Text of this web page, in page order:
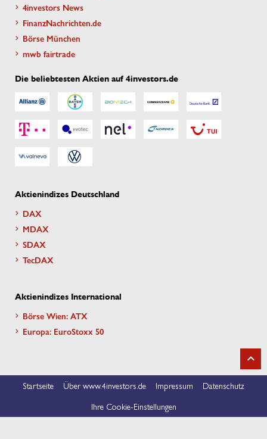
4investors News
FinanzNachrichten.de
Börse München
mwb fairtrade
Die beliebtesten Aktien auf 4investors.de
Aktienindizes Deutschland
DAX
MDAX
SDAX
TecDAX
Aktienindizes International
Börse Wien: ATX
Europa: EuroStoxx 50
Startseite Über www.4investors.de Impressum
Datenschutz
Ihre Cookie-Einstellungen